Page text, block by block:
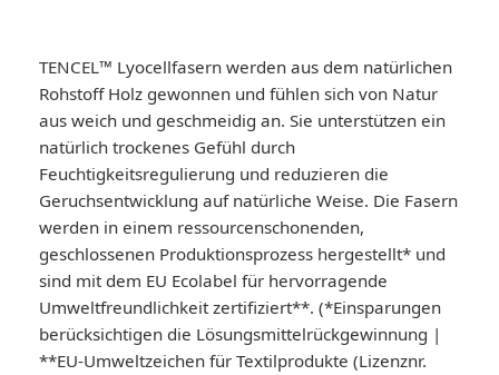
TENCEL™ Lyocellfasern werden aus dem natürlichen
Rohstoff Holz gewonnen und fühlen sich von Natur
aus weich und geschmeidig an. Sie unterstützen ein
natürlich trockenes Gefühl durch
Feuchtigkeitsregulierung und reduzieren die
Geruchsentwicklung auf natürliche Weise. Die Fasern
werden in einem ressourcenschonenden,
geschlossenen Produktionsprozess hergestellt* und
sind mit dem EU Ecolabel für hervorragende
Umweltfreundlichkeit zertifiziert**. (*Einsparungen
berücksichtigen die Lösungsmittelrückgewinnung |
**EU-Umweltzeichen für Textilprodukte (Lizenznr.